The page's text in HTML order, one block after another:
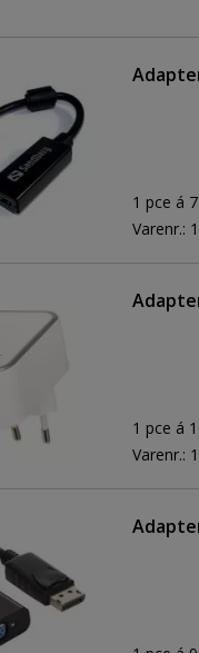
1 pce á
Varenr.:
1 pce á
Varenr.: